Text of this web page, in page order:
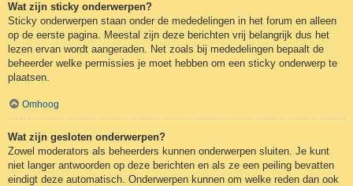
Wat zijn sticky onderwerpen?
Sticky onderwerpen staan onder de mededelingen in het forum en alleen
op de eerste pagina. Meestal zijn deze berichten vrij belangrijk dus het
lezen ervan wordt aangeraden. Net zoals bij mededelingen bepaalt de
beheerder welke permissies je moet hebben om een sticky onderwerp te
plaatsen.
Omhoog
Wat zijn gesloten onderwerpen?
Zowel moderators als beheerders kunnen onderwerpen sluiten. Je kunt
niet langer antwoorden op deze berichten en als ze een peiling bevatten
eindigt deze automatisch. Onderwerpen kunnen om welke reden dan ook